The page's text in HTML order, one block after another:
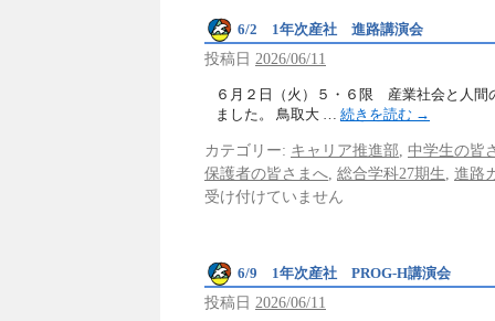
6/2 1年次産社 進路講演会
投稿日 2026/06/11
６月２日（火）５・６限 産業社会と人間
ました。 鳥取大 … 続きを読む →
カテゴリー: キャリア推進部 中学生の皆
保護者の皆さまへ 総合学科27期生 進路
受け付けていません
6/9 1年次産社 PROG-H講演会
投稿日 2026/06/11